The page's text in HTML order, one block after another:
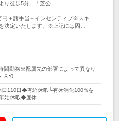
り徒歩5分、「芝公…
＋諸手当＋インセンティブ※スキ
決定いたします。※上記には固…
間勤務※配属先の部署によって異なり
８:0…
110日◆有給休暇└有休消化100％を
始休暇◆産休…